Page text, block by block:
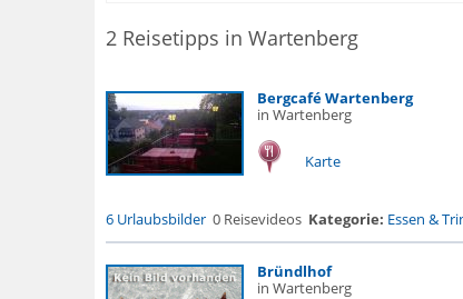
2 Reisetipps in Wartenberg
Bergcafé Wartenberg
in Wartenberg
Karte
6 Urlaubsbilder 0 Reisevideos Kategorie: Essen &
Bründlhof
in Wartenberg